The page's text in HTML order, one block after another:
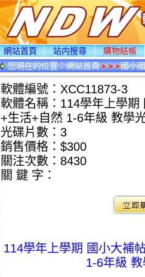
網站首頁 站内搜尋
購物結帳
您現在的位置：網站首頁 國小
軟體編號：XCC11873-3
軟體名稱：114學年上學
+生活+自然 1-6年級 教學
光碟片數：3
銷售價格：$300
關注次數： 8430
關 鍵 字：
114學年上學期 國小大補
1-6年級